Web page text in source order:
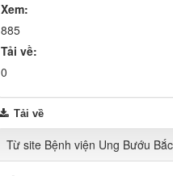
Xem:
885
Tải về:
0
Tải về
Từ site Bệnh viện Ung Bướu